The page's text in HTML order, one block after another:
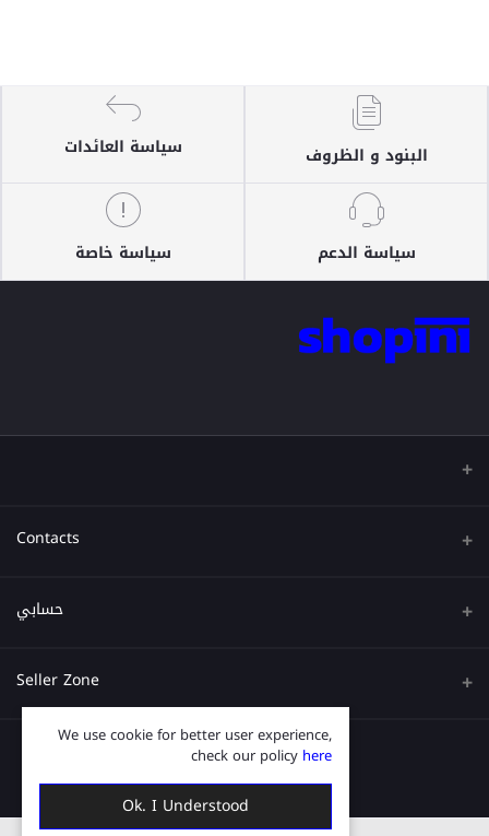
البنود و الظروف سياسة العائدات
سياسة الدعم سياسة خاصة
Contacts
عنوان
حسابي
تسجيل الدخول
Seller Zone
قدم الآن
We use cookie for better user experience,
check our policy here
Ok. I Understood